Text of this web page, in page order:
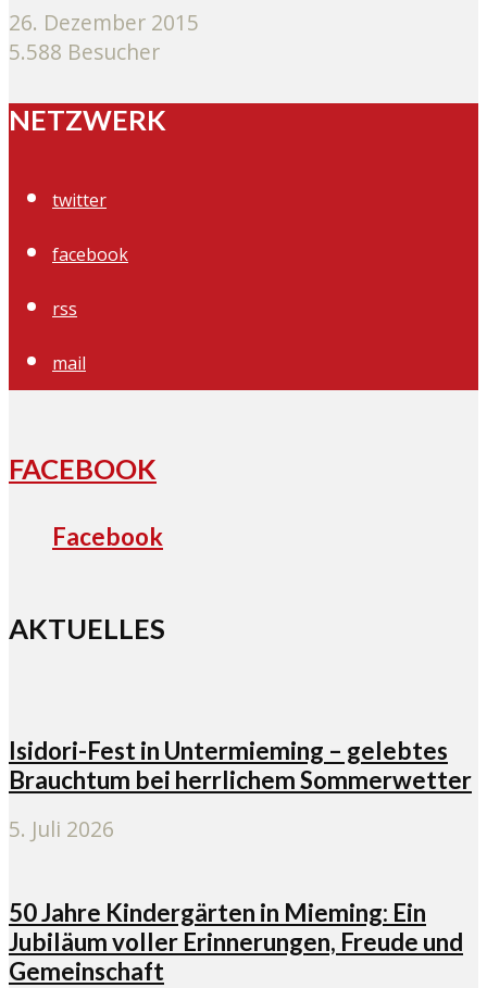
26. Dezember 2015
5.588 Besucher
NETZWERK
twitter
facebook
rss
mail
FACEBOOK
Facebook
AKTUELLES
Isidori-Fest in Untermieming – gelebtes
Brauchtum bei herrlichem Sommerwetter
5. Juli 2026
50 Jahre Kindergärten in Mieming: Ein
Jubiläum voller Erinnerungen, Freude und
Gemeinschaft